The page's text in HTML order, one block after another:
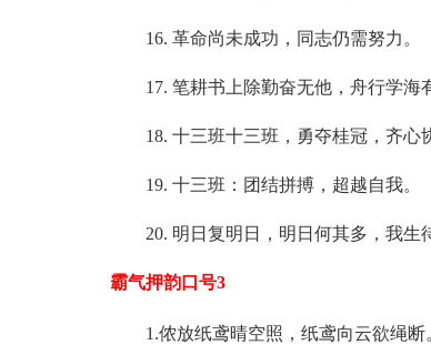
16. 革命尚未成功，同志仍需努力。
17. 笔耕书上除勤奋无他，舟行学海有
18. 十三班十三班，勇夺桂冠，齐心协
19. 十三班：团结拼搏，超越自我。
20. 明日复明日，明日何其多，我生待
霸气押韵口号3
1.侬放纸鸢晴空照，纸鸢向云欲绳断